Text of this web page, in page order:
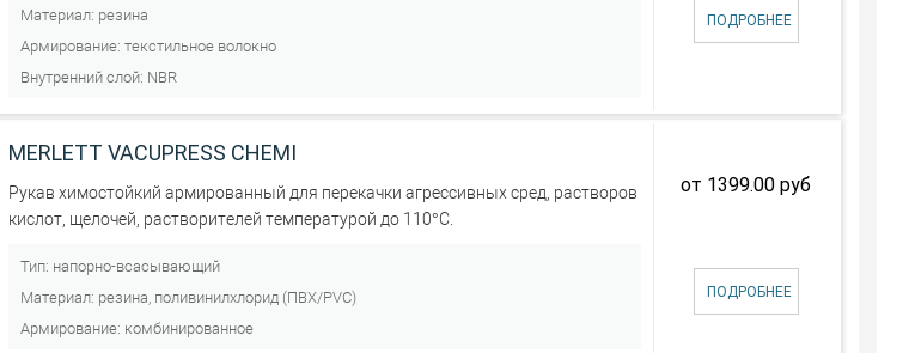
Материал: резина
Армирование:текстильное волокно
Внутренний слой: NBR
ПОДРОБНЕЕ
MERLETT VACUPRESS CHEMI
Рукав химостойкий армированный для перекачки агрессивных сред, растворов
кислот, щелочей, растворителей температурой до 110°C.
Тип: напорно-всасывающий
Материал: резина, поливинилхлорид (ПВХ/PVC)
Армирование: комбинированное
от 1399.00 руб
ПОДРОБНЕЕ